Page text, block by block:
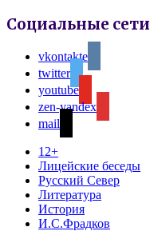
Социальные сети
vkontakte
twitter
youtube
zen-yandex
mail
12+
Лицейские беседы
Русский Север
Литература
История
И.С.Фрадков